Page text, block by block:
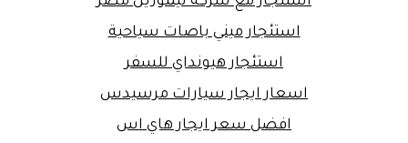
استئجار ميني باصات سياحية
استئجار هيونداي للسفر
اسعار ايجار سيارات مرسيدس
افضل سعر ايجار هاي اس